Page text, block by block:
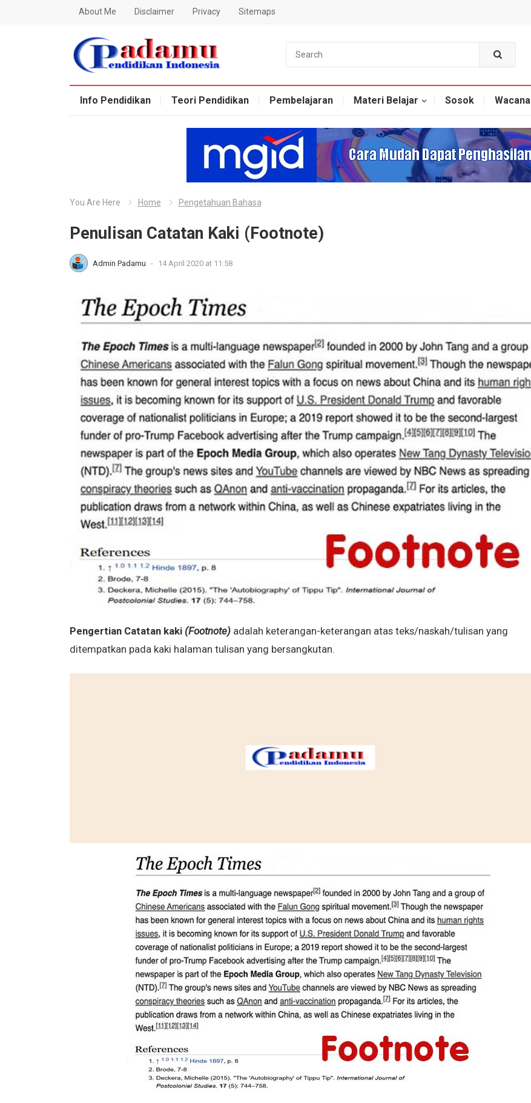
About Me Disclaimer Privacy Sitemaps
Blog Padamu
Info Pendidikan
Teori Pendidikan Pembelajaran Materi Belajar Sosok Wacana
You Are Here Home Pengetahuan Bahasa
Penulisan Catatan Kaki (Footnote)
Admin Padamu - 14 April 2020 at 11:58
Pengertian Catatan kaki (Footnote)adalah keterangan-keterangan atas teks/naskah/tulisan yang
ditempatkan pada kaki halaman tulisan yang bersangkutan.